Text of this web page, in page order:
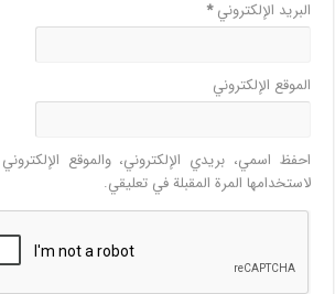
البريد الإلكتروني*
الموقع الإلكتروني
احفظ اسمي، بريدي الإلكتروني، والموقع
لاستخدامها المرة المقبلة في تعليقي.